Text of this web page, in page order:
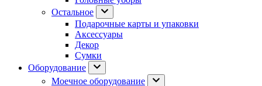
Остальное
Подарочные карты и упаковки
Аксессуары
Декор
Сумки
Оборудование
Моечное оборудование